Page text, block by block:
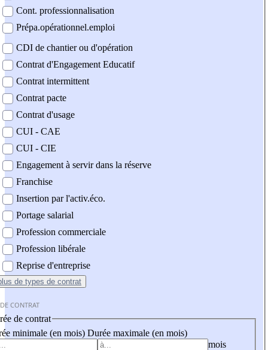
Cont. professionnalisation
Prépa.opérationnel.emploi
CDI de chantier ou d'opération
Contrat d'Engagement Educatif
Contrat intermittent
Contrat pacte
Contrat d'usage
CUI - CAE
CUI - CIE
Engagement à servir dans la réserve
Franchise
Insertion par l'activ.éco.
Portage salarial
Profession commerciale
Profession libérale
Reprise d'entreprise
de types de contrat
CONTRAT
de contrat
minimale (en mois) Durée maximale (en mois)
mois